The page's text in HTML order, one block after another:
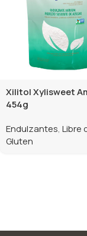
Xilitol Xylisweet
454g
Endulzantes, Libre
Gluten